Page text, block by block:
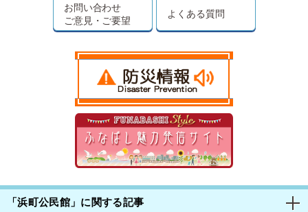
お問い合わせ
ご意見・ご要望
よくある質問
「浜町公民館」に関する記事